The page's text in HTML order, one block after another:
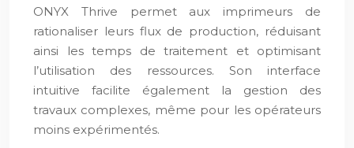
ONYX Thrive permet aux imprimeurs de
rationaliser leurs flux de production, réduisant
ainsi les temps de traitement et optimisant
l’utilisation des ressources. Son interface
intuitive facilite également la gestion des
travaux complexes, même pour les opérateurs
moins expérimentés.